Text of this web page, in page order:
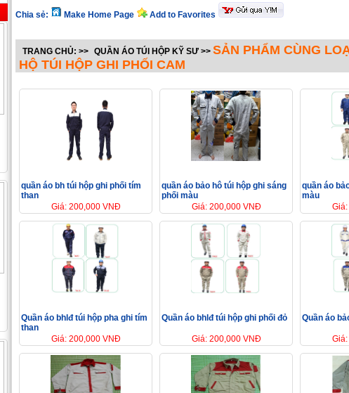
Chia sẻ: Make Home Page Add to Favorites
TRANG CHỦ: >> QUẦN ÁO TÚI HỘP KỸ SƯ >> SẢN PHẨM CÙNG
HỘ TÚI HỘP GHI PHỐI CAM
quần áo bh túi hộp ghi phối tím
than
Giá: 200,000 VNĐ
quần áo bảo hô túi hộp ghi sáng
phối màu
Giá: 200,000 VNĐ
quần áo
màu
Quần áo bhlđ túi hộp pha ghi tím
than
Giá: 200,000 VNĐ
Quần áo bhlđ túi hộp ghi phối đỏ
Giá: 200,000 VNĐ
Quần áo